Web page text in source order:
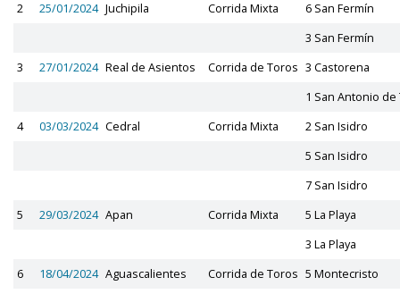
2
25/01/2024 Juchipila Corrida Mixta
6 San Fermín
3 San Fermín
3
27/01/2024 Real de Asientos Corrida de Toros 3 Castorena
1 San Antonio de
4
03/03/2024 Cedral Corrida Mixta
2 San Isidro
5 San Isidro
7 San Isidro
5
29/03/2024 Apan Corrida Mixta
5 La Playa
3 La Playa
6
18/04/2024 Aguascalientes Corrida de Toros 5 Montecristo